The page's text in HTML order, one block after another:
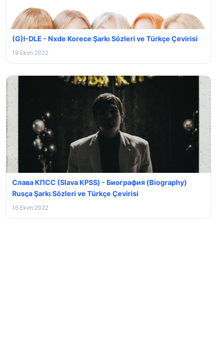
(G)I-DLE - Nxde Korece Şarkı Sözleri ve Türkçe Çevirisi
19 Ekim 2022
Слава КПСС (Slava KPSS) - Биография (Biography)
Rusça Şarkı Sözleri ve Türkçe Çevirisi
16 Ekim 2022